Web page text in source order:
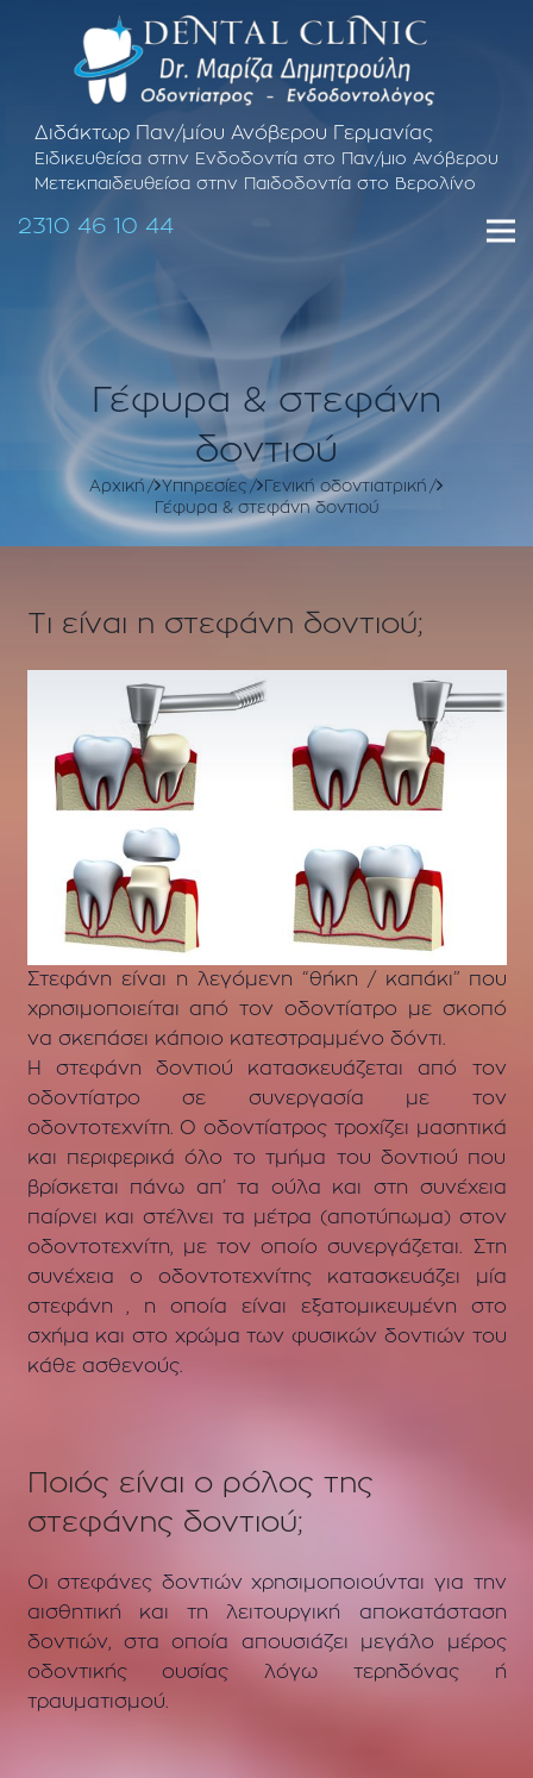
Διδάκτωρ Παν/μίου Ανόβερου Γερμανίας
Ειδικευθείσα στην Ενδοδοντία στο Παν/μιο Ανόβερου
Μετεκπαιδευθείσα στην Παιδοδοντία στο Βερολίνο
2310 46 10 44
Γέφυρα & στεφάνη
δοντιού
Αρχική Υπηρεσίες
Γενική οδοντιατρική
Γέφυρα & στεφάνη δοντιού
Τι είναι η στεφάνη δοντιού;
Στεφάνη είναι η λεγόμενη “θήκη / καπάκι” που
χρησιμοποιείται από τον οδοντίατρο με σκοπό
να σκεπάσει κάποιο κατεστραμμένο δόντι.
Η στεφάνη δοντιού κατασκευάζεται από τον
οδοντίατρο σε συνεργασία με τον
οδοντοτεχνίτη. Ο οδοντίατρος τροχίζει μασητικά
και περιφερικά όλο το τμήμα του δοντιού που
βρίσκεται πάνω απ’ τα ούλα και στη συνέχεια
παίρνει και στέλνει τα μέτρα (αποτύπωμα) στον
οδοντοτεχνίτη, με τον οποίο συνεργάζεται. Στη
συνέχεια ο οδοντοτεχνίτης κατασκευάζει μία
στεφάνη , η οποία είναι εξατομικευμένη στο
σχήμα και στο χρώμα των φυσικών δοντιών του
κάθε ασθενούς.
Ποιός είναι ο ρόλος της
στεφάνης δοντιού;
Οι στεφάνες δοντιών χρησιμοποιούνται για την
αισθητική και τη λειτουργική αποκατάσταση
δοντιών, στα οποία απουσιάζει μεγάλο μέρος
οδοντικής ουσίας λόγω τερηδόνας ή
τραυματισμού.